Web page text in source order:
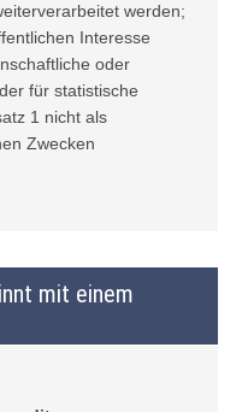
werden;
Interesse
oder
für statistische
1 nicht als
Zwecken
mit einem